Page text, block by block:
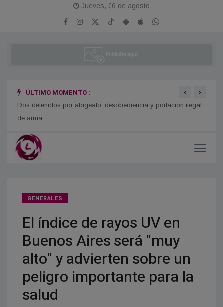
Jueves, 06 de agosto
ÚLTIMO MOMENTO :
Dos detenidos por abigeato, desobediencia y portación ilegal
de arma
‹ ›
GENERALES
El índice de rayos UV en
Buenos Aires será "muy
alto" y advierten sobre un
peligro importante para la
salud